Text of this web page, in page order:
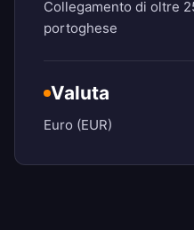
Collegamento di oltre
portoghese
Valuta
Euro (EUR)